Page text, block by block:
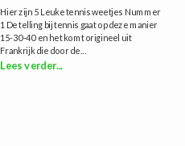
Hier zijn 5 Leuke tennis weetjes Nummer
1 De telling bij tennis gaat op deze manier
15-30-40 en het komt origineel uit
Frankrijk die door de...
Lees verder...